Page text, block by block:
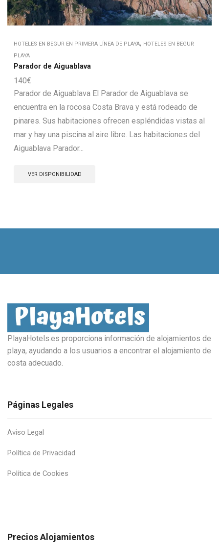
HOTELES EN BEGUR EN PRIMERA LÍNEA DE PLAYA, HOTELES EN BEGUR
PLAYA
Parador de Aiguablava
140€
Parador de Aiguablava El Parador de Aiguablava se
encuentra en la rocosa Costa Brava y está rodeado de
pinares. Sus habitaciones ofrecen espléndidas vistas al
mar y hay una piscina al aire libre. Las habitaciones del
Aiguablava Parador...
VER DISPONIBILIDAD
PlayaHotels.es proporciona información de alojamientos de
playa, ayudando a los usuarios a encontrar el alojamiento de
costa adecuado.
Páginas Legales
Aviso Legal
Política de Privacidad
Política de Cookies
Precios Alojamientos